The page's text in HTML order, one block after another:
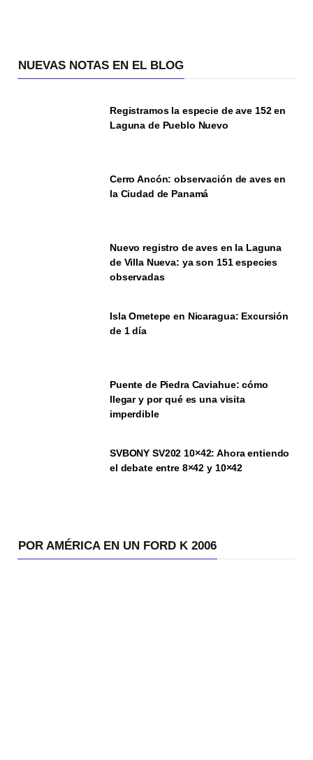
NUEVAS NOTAS EN EL BLOG
Registramos la especie de ave 152 en
Laguna de Pueblo Nuevo
Cerro Ancón: observación de aves en
la Ciudad de Panamá
Nuevo registro de aves en la Laguna
de Villa Nueva: ya son 151 especies
observadas
Isla Ometepe en Nicaragua: Excursión
de 1 día
Puente de Piedra Caviahue: cómo
llegar y por qué es una visita
imperdible
SVBONY SV202 10×42: Ahora entiendo
el debate entre 8×42 y 10×42
POR AMÉRICA EN UN FORD K 2006